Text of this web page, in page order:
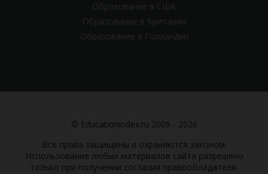
Образование в США
Образование в Британии
Образование в Голландии
© Educationindex.ru 2009 - 2026
Все права защищены и охраняются законом.
Использование любых материалов сайта разрешено
только при получении согласия правообладателя.